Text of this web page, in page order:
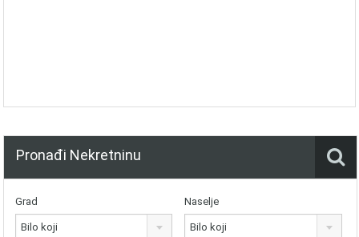
Pronađi Nekretninu
Grad
Bilo koji
Naselje
Bilo koji